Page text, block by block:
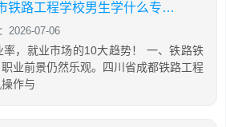
2026年四川省成都市铁路工程学校男生学什么专业技
2026-07-06
，就业市场的10大趋势！ 一、铁路铁
业前景仍然乐观。四川省成都铁路工程
作与